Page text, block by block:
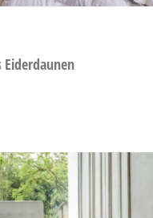
Eiderdaunen